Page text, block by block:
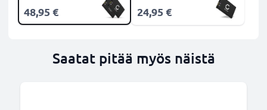
48,95 € 24,95 €
Saatat pitää myös näistä